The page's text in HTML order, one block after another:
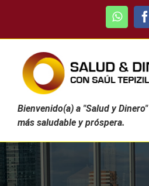
Bienvenido(a) a "Salud y
más saludable y próspera.